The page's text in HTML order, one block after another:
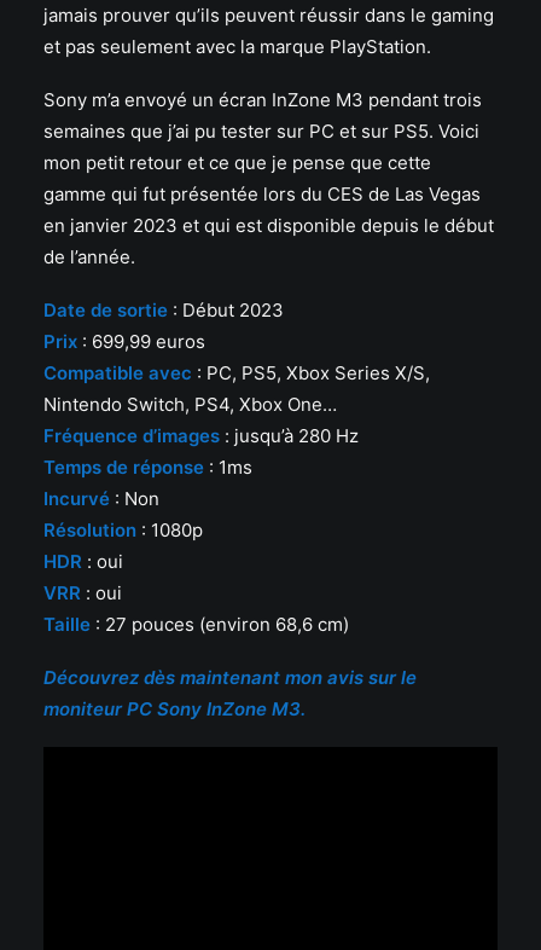
jamais prouver qu’ils peuvent réussir dans le gaming
et pas seulement avec la marque PlayStation.
Sony m’a envoyé un écran InZone M3 pendant trois
semaines que j’ai pu tester sur PC et sur PS5. Voici
mon petit retour et ce que je pense que cette
gamme qui fut présentée lors du CES de Las Vegas
en janvier 2023 et qui est disponible depuis le début
de l’année.
Date de sortie : Début 2023
Prix : 699,99 euros
Compatible avec : PC, PS5, Xbox Series X/S,
Nintendo Switch, PS4, Xbox One…
Fréquence d’images : jusqu’à 280 Hz
Temps de réponse : 1ms
Incurvé : Non
Résolution : 1080p
HDR : oui
VRR : oui
Taille : 27 pouces (environ 68,6 cm)
Découvrez dès maintenant mon avis sur le
moniteur PC Sony InZone M3.